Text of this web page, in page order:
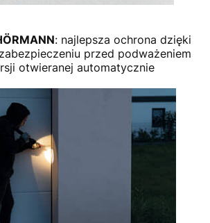
: najlepsza ochrona dzięki
przed podważeniem
otwieranej automatycznie